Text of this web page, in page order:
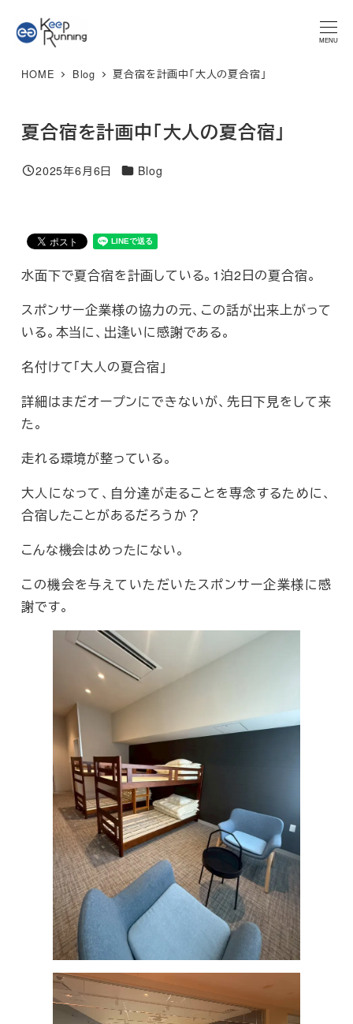
イ
MENU
★マラソンプラン 体験レッスン★ 特別限定価格 3,300円 → ご
予約はこちら
HOME Blog 夏合宿を計画中「大人の夏合宿」
夏合宿を計画中「大人の夏合宿」
投稿日
2025年6月6日 カテゴリー
Blog
水面下で夏合宿を計画している。1泊2日の夏合宿。
スポンサー企業様の協力の元、この話が出来上がって
いる。本当に、出逢いに感謝である。
名付けて「大人の夏合宿」
詳細はまだオープンにできないが、先日下見をして来
た。
走れる環境が整っている。
大人になって、自分達が走ることを専念するために、
合宿したことがあるだろうか？
こんな機会はめったにない。
この機会を与えていただいたスポンサー企業様に感
謝です。